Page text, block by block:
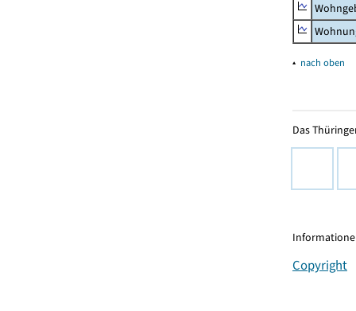
▴ nach oben
Das
Copyright